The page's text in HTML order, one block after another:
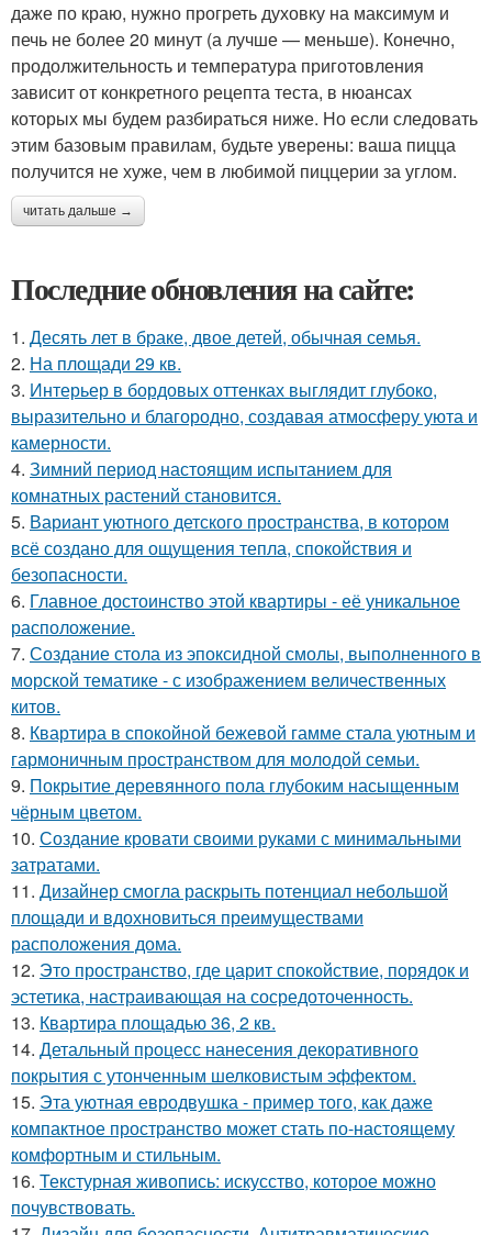
даже по краю, нужно прогреть духовку на максимум и
печь не более 20 минут (а лучше — меньше). Конечно,
продолжительность и температура приготовления
зависит от конкретного рецепта теста, в нюансах
которых мы будем разбираться ниже. Но если следовать
этим базовым правилам, будьте уверены: ваша пицца
получится не хуже, чем в любимой пиццерии за углом.
читать дальше →
Последние обновления на сайте:
1. Десять лет в браке, двое детей, обычная семья.
2. На площади 29 кв.
3. Интерьер в бордовых оттенках выглядит глубоко,
выразительно и благородно, создавая атмосферу уюта и
камерности.
4. Зимний период настоящим испытанием для
комнатных растений становится.
5. Вариант уютного детского пространства, в котором
всё создано для ощущения тепла, спокойствия и
безопасности.
6. Главное достоинство этой квартиры - её уникальное
расположение.
7. Создание стола из эпоксидной смолы, выполненного в
морской тематике - с изображением величественных
китов.
8. Квартира в спокойной бежевой гамме стала уютным и
гармоничным пространством для молодой семьи.
9. Покрытие деревянного пола глубоким насыщенным
чёрным цветом.
10. Создание кровати своими руками с минимальными
затратами.
11. Дизайнер смогла раскрыть потенциал небольшой
площади и вдохновиться преимуществами
расположения дома.
12. Это пространство, где царит спокойствие, порядок и
эстетика, настраивающая на сосредоточенность.
13. Квартира площадью 36, 2 кв.
14. Детальный процесс нанесения декоративного
покрытия с утонченным шелковистым эффектом.
15. Эта уютная евродвушка - пример того, как даже
компактное пространство может стать по-настоящему
комфортным и стильным.
16. Текстурная живопись: искусство, которое можно
почувствовать.